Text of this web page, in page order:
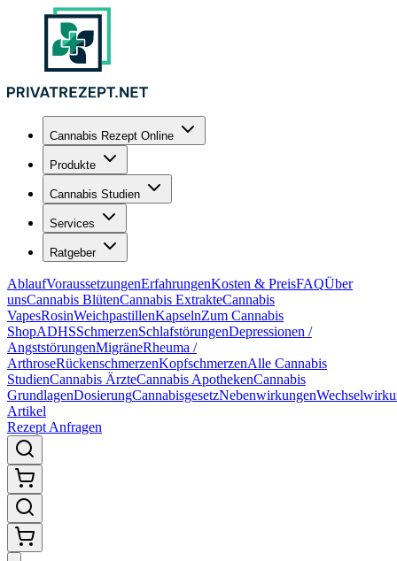
Cannabis Rezept Online
Produkte
Cannabis Studien
Services
Ratgeber
AblaufVoraussetzungenErfahrungenKosten & PreisFAQÜber
unsCannabis BlütenCannabis ExtrakteCannabis
VapesRosinWeichpastillenKapselnZum Cannabis
ShopADHSSchmerzenSchlafstörungenDepressionen /
AngststörungenMigräneRheuma /
ArthroseRückenschmerzenKopfschmerzenAlle Cannabis
StudienCannabis ÄrzteCannabis ApothekenCannabis
GrundlagenDosierungCannabisgesetzNebenwirkungen
Artikel
Rezept Anfragen